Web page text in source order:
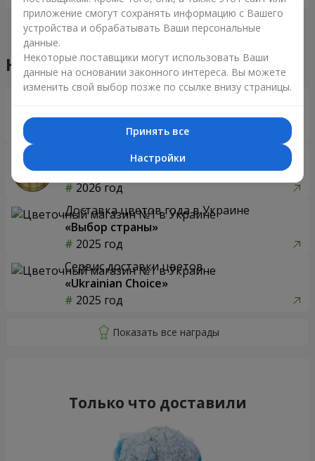
Наши достижения
Доставка цветов года в Украине
«Выбор страны»
Лучший цветочный магазин
«Ukrainian Business Award»
2026 год
Доставка цветов года в Украине
«Выбор страны»
2025 год
Сервис доставки цветов
«Ukrainian Choice»
2025 год
Только что доставили
приложение смогут сохранять информацию с Вашего
устройства и обрабатывать Ваши персональные
данные.
Некоторые поставщики могут использовать Ваши
данные на основании законного интереса. Вы можете
изменить свой выбор позже по ссылке внизу страницы.
Принять все
Настройки